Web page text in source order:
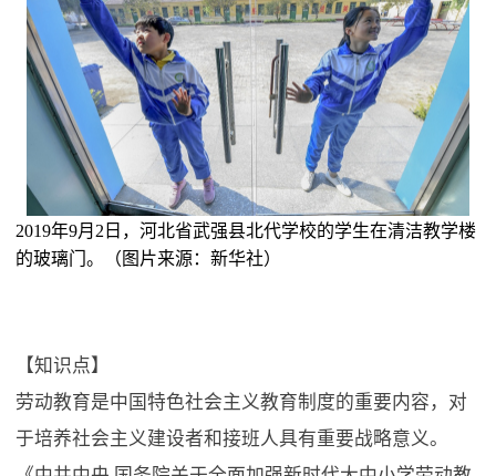
2019年9月2日，河北省武强县北代学校的学生在清洁教学楼
的玻璃门。（图片来源：新华社）
【知识点】
劳动教育是中国特色社会主义教育制度的重要内容，对
于培养社会主义建设者和接班人具有重要战略意义。